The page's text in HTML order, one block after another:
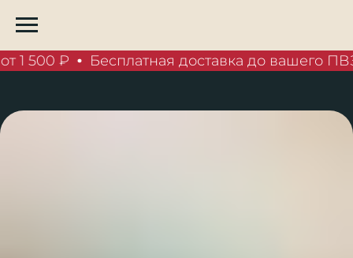
1 500 ₽ Бесплатная доставка до вашего